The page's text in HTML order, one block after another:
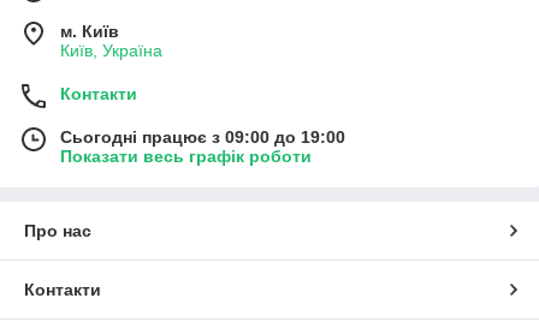
м. Київ
Київ, Україна
Контакти
Сьогодні працює з 09:00 до 19:00
Показати весь графік роботи
Про нас
Контакти